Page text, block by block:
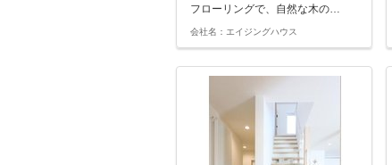
フローリングで、自然な木の…
会社名：エイジングハウス